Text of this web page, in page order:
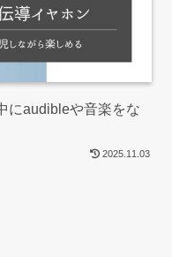
にaudibleや音楽をな
2025.11.03